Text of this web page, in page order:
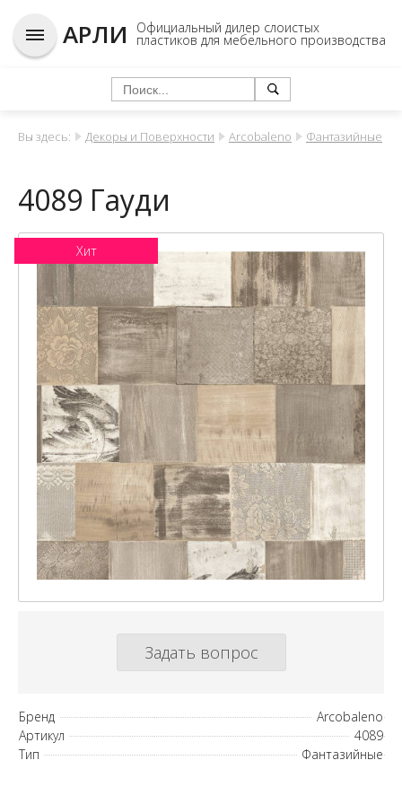
АРЛИ Официальный дилер слоистых
пластиков для мебельного производства
Вы здесь: Декоры и Поверхности Arcobaleno Фантазийные
4089 Гауди
Хит
Задать вопрос
Бренд
Arcobaleno
Артикул
4089
Тип
Фантазийные